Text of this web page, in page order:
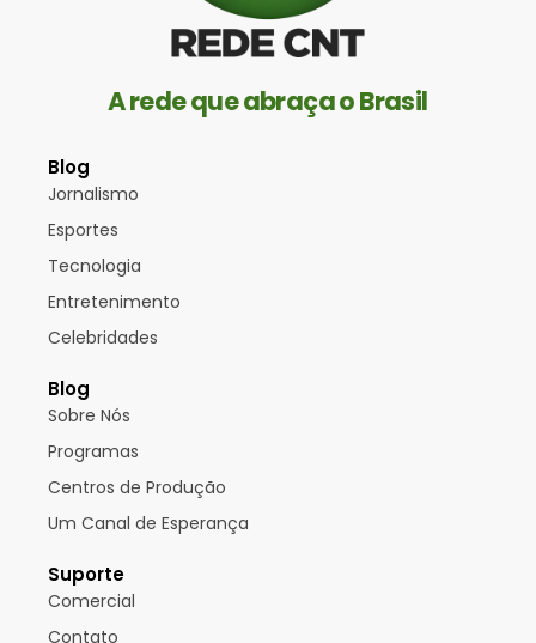
A rede que abraça o Brasil
Blog
Jornalismo
Esportes
Tecnologia
Entretenimento
Celebridades
Blog
Sobre Nós
Programas
Centros de Produção
Um Canal de Esperança
Suporte
Comercial
Contato